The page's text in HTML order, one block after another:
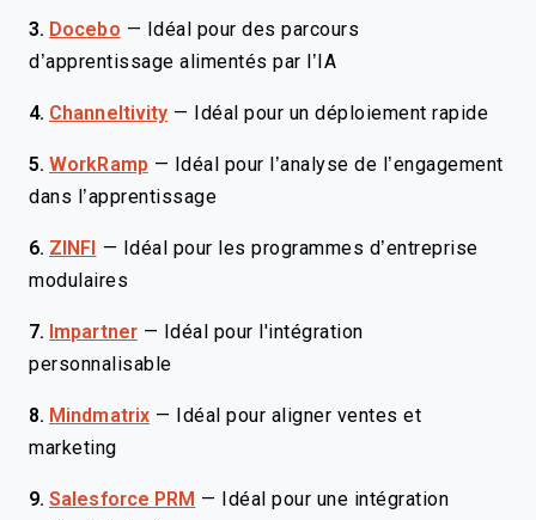
3. Docebo —
Idéal pour des parcours
d’apprentissage alimentés par l’IA
4. Channeltivity — Idéal pour un déploiement rapide
5. WorkRamp —
Idéal pour l’analyse de l’engagement
dans l’apprentissage
6. ZINFI —
Idéal pour les programmes d’entreprise
modulaires
7. Impartner —
Idéal pour l'intégration
personnalisable
8. Mindmatrix —
Idéal pour aligner ventes et
marketing
9. Salesforce PRM —
Idéal pour une intégration